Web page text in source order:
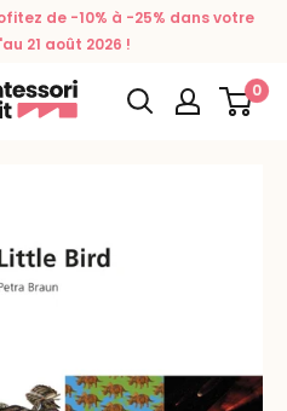
de -10% à -25% dans votre
21 août 2026 !
0